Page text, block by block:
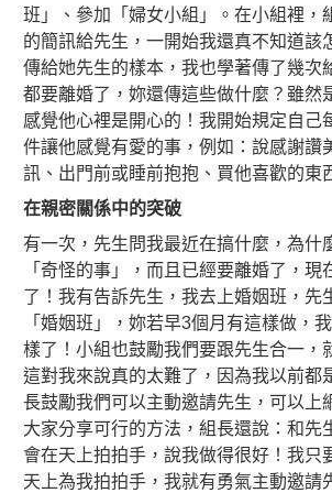
班」、參加「婦女小組」。在小組裡，
的簡訊給先生，一開始我還真不知道該
傳給她先生的樣本，我也學著傳了幾次
都要離婚了，妳還傳這些做什麼？雖然
感覺他心裡是開心的！我開始規定自己
件讓他感覺有愛的事，例如：說感謝讚
訊、出門前或睡前抱抱、買他喜歡的東
在親密關係中的突破
有一次，先生問我最近在搞什麼，為什
「奇怪的事」，而且已經要離婚了，現
了！我有告訴先生，我去上婚姻班，先
「婚姻班」，妳若早3個月有這樣做，
樣了！小組也鼓勵我們要跟先生合一，
這對我來說真的太難了，因為我以前都
長鼓勵我們可以主動邀請先生，可以上
大家分享可行的方法，組長還說：和先
會在天上拍拍手，說我做得很好！我只
天上為我拍拍手，我就有勇氣主動邀請